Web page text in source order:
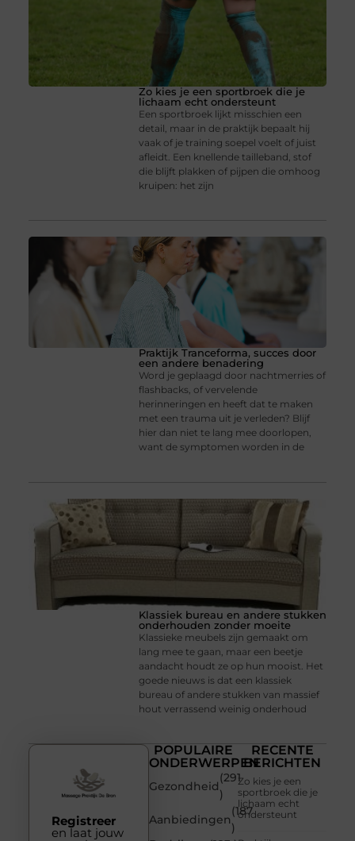
Zo kies je een sportbroek die je
lichaam echt ondersteunt
Een sportbroek lijkt misschien een
detail, maar in de praktijk bepaalt hij
vaak of je training soepel voelt of juist
afleidt. Een knellende tailleband, stof
die blijft plakken of pijpen die omhoog
kruipen: het zijn
Praktijk Tranceforma, succes door
een andere benadering
Word je geplaagd door nachtmerries of
flashbacks, of vervelende
herinneringen en heeft dat te maken
met een trauma uit je verleden? Blijf
hier dan niet te lang mee doorlopen,
want de symptomen worden in de
Klassiek bureau en andere stukken
onderhouden zonder moeite
Klassieke meubels zijn gemaakt om
lang mee te gaan, maar een beetje
aandacht houdt ze op hun mooist. Het
goede nieuws is dat een klassiek
bureau of andere stukken van massief
hout verrassend weinig onderhoud
POPULAIRE
ONDERWERPEN
Gezondheid
(291
)
Aanbiedingen
(187
)
RECENTE
BERICHTEN
Zo kies je een
sportbroek die je
lichaam echt
ondersteunt
Registreer
en laat jouw